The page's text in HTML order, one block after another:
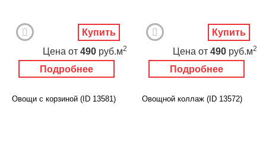
Подробнее
Цена от 490 руб.м2
Купить
Подробнее
Цена от 490 руб.м2
Купить
Овощи с корзиной (ID 13581) Овощной коллаж (ID 13572)